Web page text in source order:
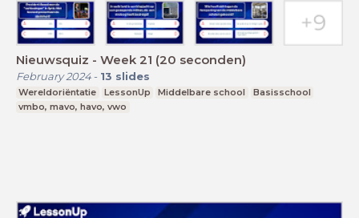
Nieuwsquiz - Week 21 (20 seconden)
February 2024- 13 slides
Wereldoriëntatie LessonUp Middelbare school
Basisschool
vmbo, mavo, havo, vwo